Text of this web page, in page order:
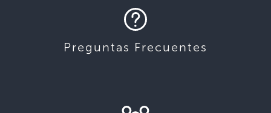
Preguntas Frecuentes